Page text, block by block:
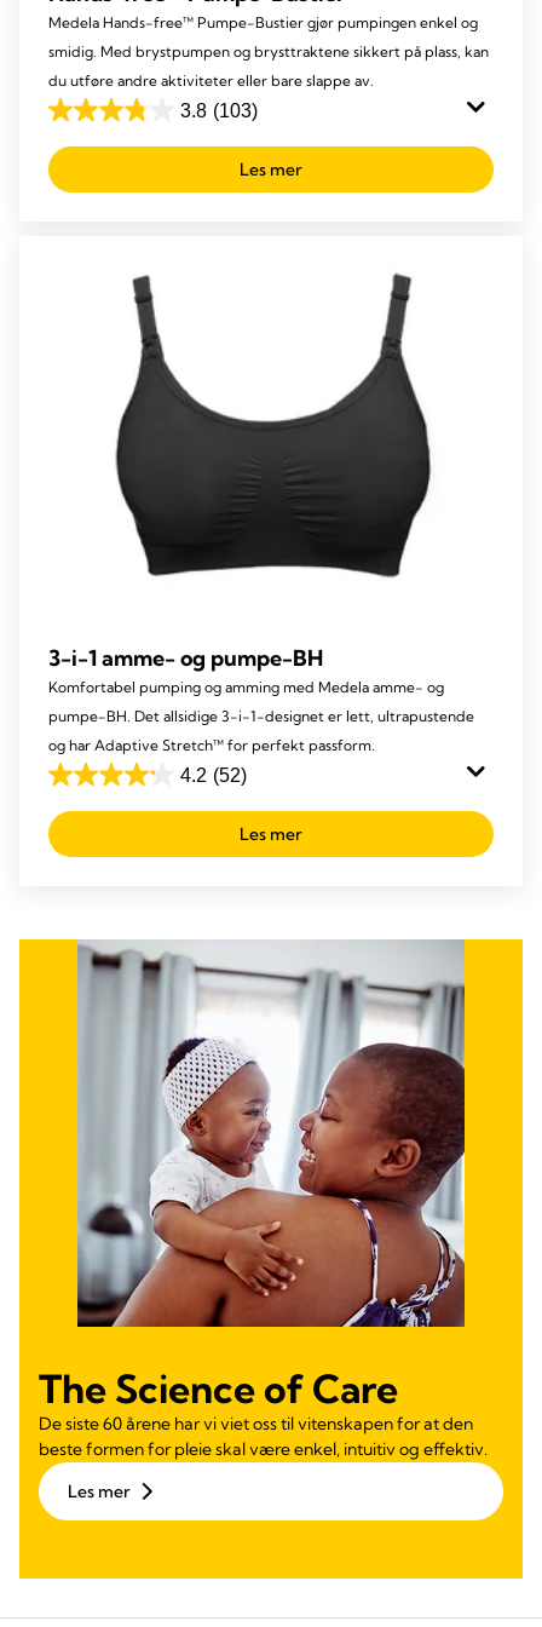
Medela Hands-free™ Pumpe-Bustier gjør pumpingen enkel og
smidig. Med brystpumpen og brysttraktene sikkert på plass, kan
du utføre andre aktiviteter eller bare slappe av.
3.8 (103)
3.8
out
of
Les mer
3-i-1 amme- og pumpe-BH
Komfortabel pumping og amming med Medela amme- og
pumpe-BH. Det allsidige 3-i-1-designet er lett, ultrapustende
og har Adaptive Stretch™ for perfekt passform.
4.2 (52)
4.2
out
of
52
reviews
Les mer
The Science of Care
De siste 60 årene har vi viet oss til vitenskapen for at den
beste formen for pleie skal være enkel, intuitiv og effektiv.
Les mer